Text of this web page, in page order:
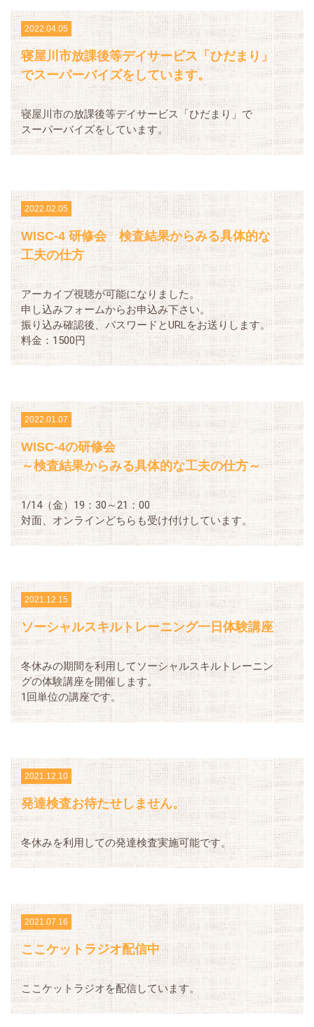
2022.04.05
寝屋川市放課後等デイサービス「ひだまり」
でスーパーバイズをしています。
寝屋川市の放課後等デイサービス「ひだまり」で
スーパーバイズをしています。
2022.02.05
WISC-4 研修会 検査結果からみる具体的な
工夫の仕方
アーカイブ視聴が可能になりました。
申し込みフォームからお申込み下さい。
振り込み確認後、パスワードとURLをお送りします。
料金：1500円
2022.01.07
WISC-4の研修会
～検査結果からみる具体的な工夫の仕方～
1/14（金）19：30～21：00
対面、オンラインどちらも受け付けしています。
2021.12.15
ソーシャルスキルトレーニング一日体験講座
冬休みの期間を利用してソーシャルスキルトレーニン
グの体験講座を開催します。
1回単位の講座です。
2021.12.10
発達検査お待たせしません。
冬休みを利用しての発達検査実施可能です。
2021.07.16
ここケットラジオ配信中
ここケットラジオを配信しています。